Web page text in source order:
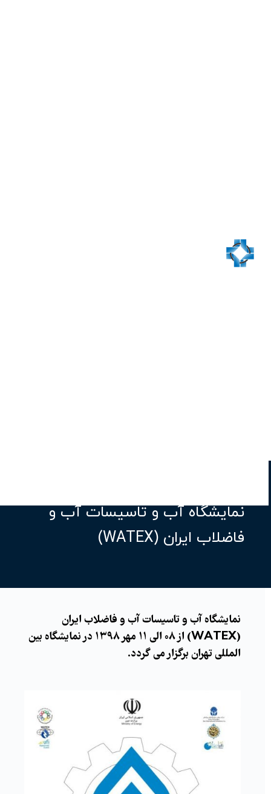
نمایشگاه آب و تاسیسات آب و
فاضلاب ایران (WATEX)
نمایشگاه آب و تاسیسات آب و فاضلاب ایران
(WATEX) از ۰۸ الی ۱۱ مهر ۱۳۹۸ در نمایشگاه بین
المللی تهران برگزار می گردد.